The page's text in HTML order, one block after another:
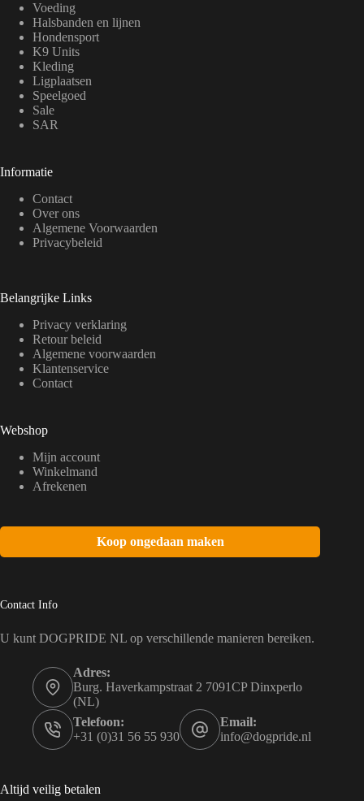
Voeding
Halsbanden en lijnen
Hondensport
K9 Units
Kleding
Ligplaatsen
Speelgoed
Sale
SAR
Informatie
Contact
Over ons
Algemene Voorwaarden
Privacybeleid
Belangrijke Links
Privacy verklaring
Retour beleid
Algemene voorwaarden
Klantenservice
Contact
Webshop
Mijn account
Winkelmand
Afrekenen
Koop ongedaan maken
Contact Info
U kunt DOGPRIDE NL op verschillende manieren bereiken.
Adres:
Burg. Haverkampstraat 2 7091CP Dinxperlo
(NL)
Telefoon:
+31 (0)31 56 55 930
Email:
info@dogpride.nl
Altijd veilig betalen